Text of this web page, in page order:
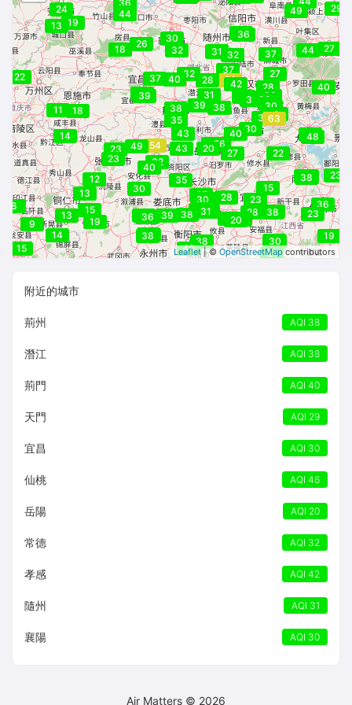
30
31
30
20
18
39
42
46
19
24
29
37
35
38
35
28
30
30
36
18
23
37
30
32
27
42
32
13
27
35
30
35
20
31
40
40
38
30
30
34
42
33
31
18
36
48
38
19
31
44
39
43
43
23
40
31
19
14
49
41
39
38
30
53
40
14
44
34
31
42
26
32
28
39
13
26
30
36
63
28
29
36
22
15
13
23
36
38
35
30 15
27
30
8
23
11
23
15
38
37
50
21
37
54
9
38
33
28
26
31
32
38
29
12
40
32
27
37
49
38
42
22
Leaflet| ©OpenStreetMapcontributors
附近的城市
荊州 AQI 38
潛江 AQI 38
荊門 AQI 40
天門 AQI 29
宜昌 AQI 30
仙桃 AQI 46
岳陽 AQI 20
常德 AQI 32
孝感 AQI 42
隨州 AQI 31
襄陽 AQI 30
Air Matters © 2026